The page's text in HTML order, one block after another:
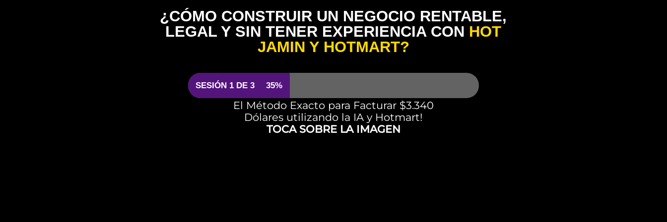
¿CÓMO CONSTRUIR UN NEGOCIO RENTABLE,
LEGAL Y SIN TENER EXPERIENCIA CON HOT
JAMIN Y HOTMART?
SESIÓN 1 DE 3 35%
El Método Exacto para Facturar $3.340
Dólares utilizando la IA y Hotmart!
TOCA SOBRE LA IMAGEN